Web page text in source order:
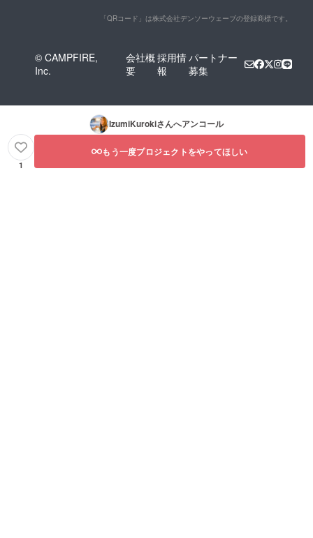
「QRコード」は株式会社デンソーウェーブの登録商標です。
© CAMPFIRE,
Inc.
会社概
要
採用情
報
パートナー
募集
IzumiKurokiさんへアンコール
1
もう一度プロジェクトをやってほしい